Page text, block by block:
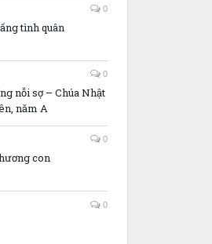
0
tình quân
0
nỗi sợ – Chúa Nhật
năm A
0
con
0